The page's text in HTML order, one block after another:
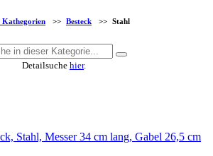
>> Besteck >> Stahl
Detailsuche hier.
Stahl, Messer 34 cm lang, Gabel 26,5 cm